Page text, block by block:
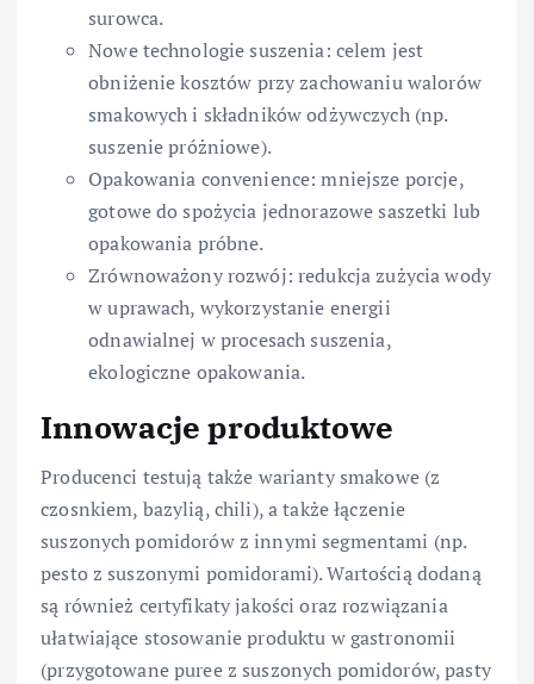
surowca.
Nowe technologie suszenia: celem jest
obniżenie kosztów przy zachowaniu walorów
smakowych i składników odżywczych (np.
suszenie próżniowe).
Opakowania convenience: mniejsze porcje,
gotowe do spożycia jednorazowe saszetki lub
opakowania próbne.
Zrównoważony rozwój: redukcja zużycia wody
w uprawach, wykorzystanie energii
odnawialnej w procesach suszenia,
ekologiczne opakowania.
Innowacje produktowe
Producenci testują także warianty smakowe (z
czosnkiem, bazylią, chili), a także łączenie
suszonych pomidorów z innymi segmentami (np.
pesto z suszonymi pomidorami). Wartością dodaną
są również certyfikaty jakości oraz rozwiązania
ułatwiające stosowanie produktu w gastronomii
(przygotowane puree z suszonych pomidorów, pasty